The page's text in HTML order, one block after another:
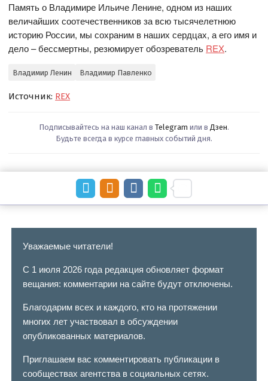
Память о Владимире Ильиче Ленине, одном из наших
величайших соотечественников за всю тысячелетнюю
историю России, мы сохраним в наших сердцах, а его имя и
дело – бессмертны, резюмирует обозреватель REX.
Владимир Ленин Владимир Павленко
Источник: REX
Подписывайтесь на наш канал в Telegram или в Дзен.
Будьте всегда в курсе главных событий дня.
Уважаемые читатели!
С 1 июля 2026 года редакция обновляет формат
вещания: комментарии на сайте будут отключены.
Благодарим всех и каждого, кто на протяжении
многих лет участвовал в обсуждении
опубликованных материалов.
Приглашаем вас комментировать публикации в
сообществах агентства в социальных сетях.